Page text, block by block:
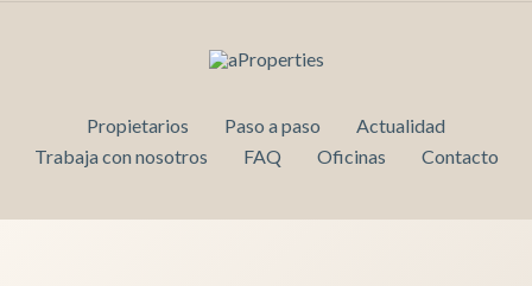
Propietarios Paso a paso
Actualidad
Trabaja con nosotros
FAQ Oficinas Contacto